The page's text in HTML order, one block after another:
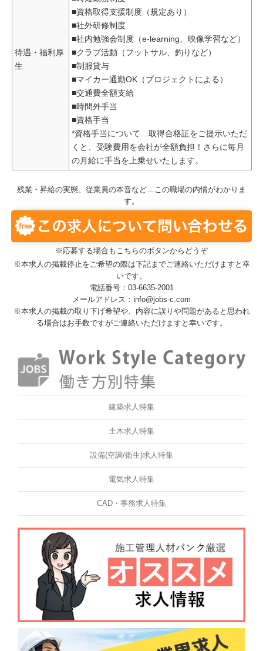
待遇・福利厚
生
■資格取得支援制度（規定あり）
■社外研修制度
■社内勉強会制度（e-learning、映像学習など）
■クラブ活動（フットサル、釣りなど）
■制服貸与
■マイカー通勤OK（プロジェクトによる）
■交通費全額支給
■時間外手当
■資格手当
*資格手当について…取得合格証をご提示いただ
くと、受験費用を会社が全額負担！さらに毎月
の月給に手当を上乗せいたします。
残業・昇給の実態、従業員の本音など…この職場の内情がわかりま
す。
※応募する場合もこちらのボタンからどうぞ
※本求人の掲載停止をご希望の際は下記までご連絡いただけますと幸
いです。
電話番号：03-6635-2001
メールアドレス：info@jobs-c.com
※本求人の掲載の取り下げ希望や、内容に誤りや問題があると思われ
る場合はお手数ですがご連絡いただけますと幸いです。
建築求人特集
土木求人特集
設備(空調/衛生)求人特集
電気求人特集
CAD・事務求人特集